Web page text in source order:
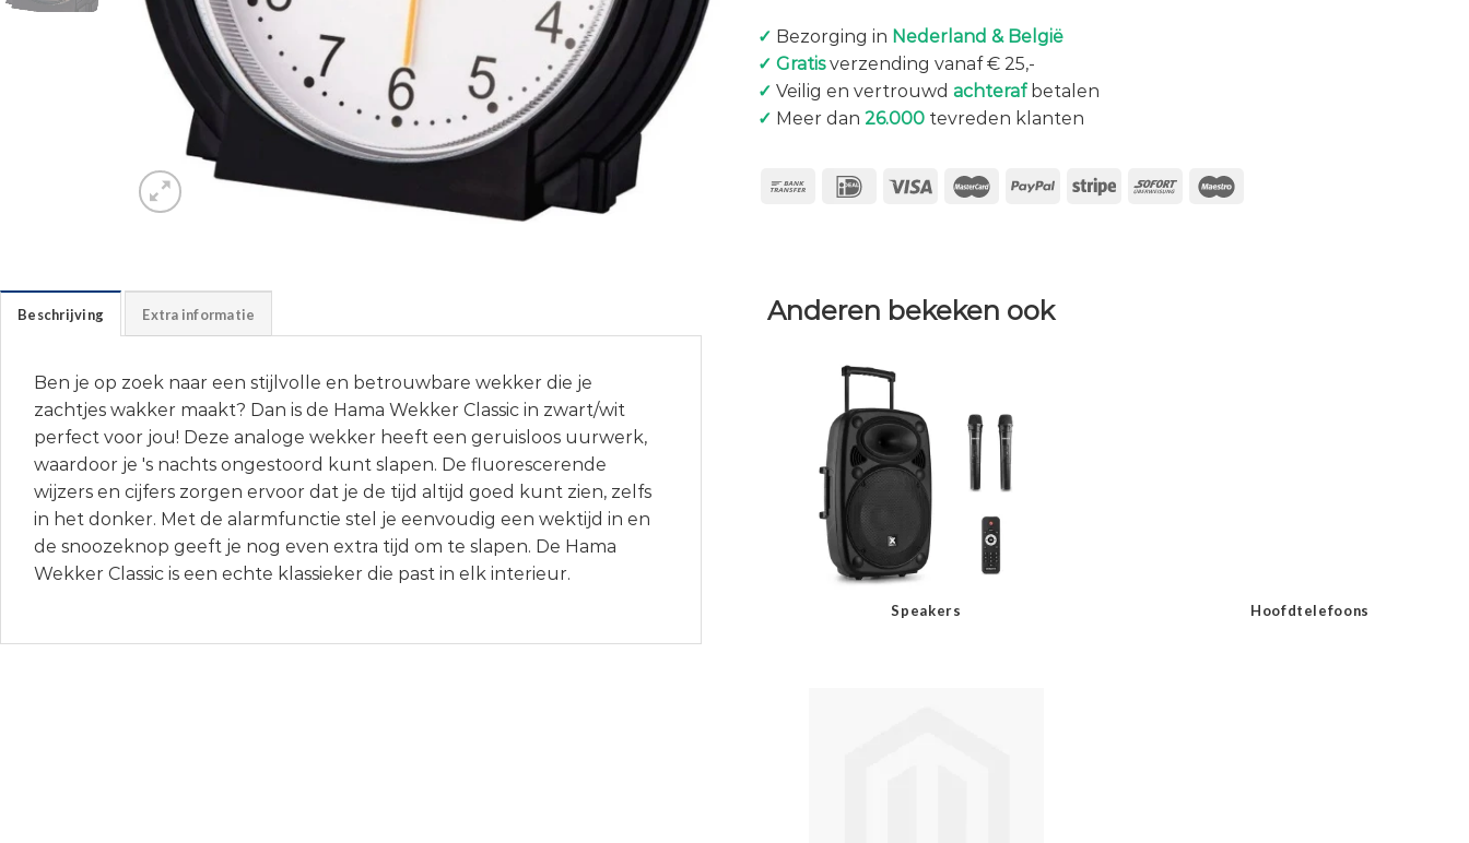
✓ Bezorging in Nederland & België
✓ Gratisverzending vanaf € 25,-
✓ Veilig en vertrouwd achterafbetalen
✓ Meer dan 26.000tevreden klanten
Beschrijving Extra informatie
Ben je op zoek naar een stijlvolle en betrouwbare wekker die je
zachtjes wakker maakt? Dan is de Hama Wekker Classic in zwart/wit
perfect voor jou! Deze analoge wekker heeft een geruisloos uurwerk,
waardoor je 's nachts ongestoord kunt slapen. De fluorescerende
wijzers en cijfers zorgen ervoor dat je de tijd altijd goed kunt zien, zelfs
in het donker. Met de alarmfunctie stel je eenvoudig een wektijd in en
de snoozeknop geeft je nog even extra tijd om te slapen. De Hama
Wekker Classic is een echte klassieker die past in elk interieur.
Anderen bekeken ook
Speakers Hoofdtelefoons